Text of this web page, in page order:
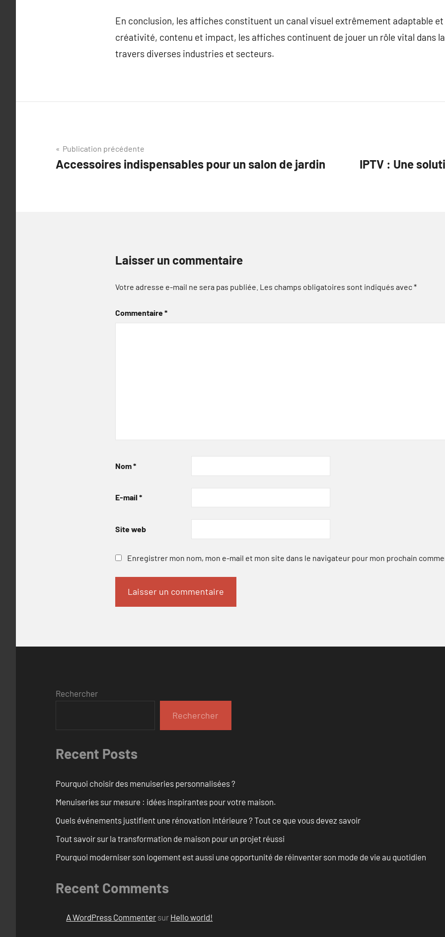
En conclusion, les affiches constituent un canal visuel extrêmement adaptable
créativité, contenu et impact, les affiches continuent de jouer un rôle vital dans
travers diverses industries et secteurs.
Navigation
de
Publication précédente
Accessoires indispensables pour un salon de jardin IPTV : Une
Laisser un commentaire
Votre adresse e-mail ne sera pas publiée. Les champs obligatoires sont indiqués avec*
Commentaire*
Nom*
E-mail *
Site web
Enregistrer mon nom, mon e-mail et mon site dans le navigateur pour mon prochain
Rechercher
Rechercher
Recent Posts
Pourquoi choisir des menuiseries personnalisées ?
Menuiseries sur mesure : idées inspirantes pour votre maison.
Quels événements justifient une rénovation intérieure ? Tout ce que vous devez savoir
Tout savoir sur la transformation de maison pour un projet réussi
Pourquoi moderniser son logement est aussi une opportunité de réinventer son mode de vie au quotidien
Recent Comments
A WordPress Commenter sur Hello world!